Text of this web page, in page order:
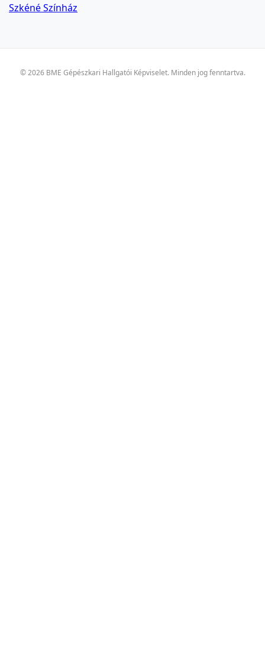
Szkéné Színház
© 2026 BME Gépészkari Hallgatói Képviselet. Minden jog fenntartva.